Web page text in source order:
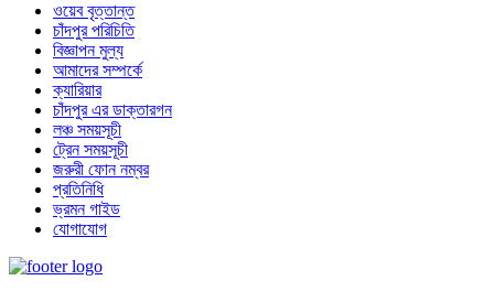
ওয়েব বৃত্তান্ত
চাঁদপুর পরিচিতি
বিজ্ঞাপন মুল্য
আমাদের সম্পর্কে
ক্যারিয়ার
চাঁদপুর এর ডাক্তারগন
লঞ্চ সময়সূচী
ট্রেন সময়সূচী
জরুরী ফোন নম্বর
প্রতিনিধি
ভ্রমন গাইড
যোগাযোগ